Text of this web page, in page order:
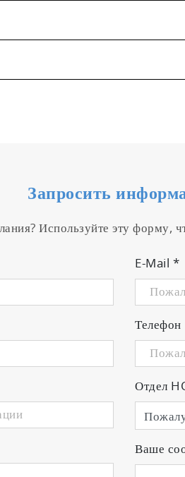
Запросить
Используйте эту форму,
E-Mail *
Телефон
Отдел
Ваше